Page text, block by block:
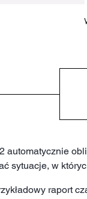
automatycznie
sytuacje, w
raport